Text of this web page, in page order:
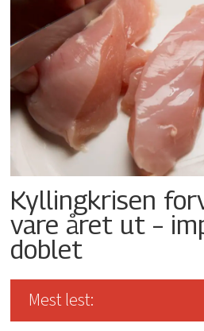
Kyllingkrisen
vare året ut –
doblet
Mest lest: